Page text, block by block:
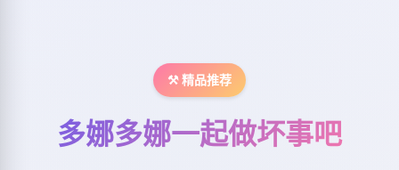
⚒️ 精品推荐
多娜多娜一起做坏事吧